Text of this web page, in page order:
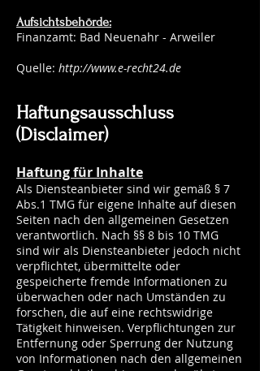
Aufsichtsbehörde:
Finanzamt: Bad Neuenahr - Arweiler
Quelle: http://www.e-recht24.de
Haftungsausschluss
(Disclaimer)
Haftung für Inhalte
Als Diensteanbieter sind wir gemäß § 7
Abs.1 TMG für eigene Inhalte auf diesen
Seiten nach den allgemeinen Gesetzen
verantwortlich. Nach §§ 8 bis 10 TMG
sind wir als Diensteanbieter jedoch nicht
verpflichtet, übermittelte oder
gespeicherte fremde Informationen zu
überwachen oder nach Umständen zu
forschen, die auf eine rechtswidrige
Tätigkeit hinweisen. Verpflichtungen zur
Entfernung oder Sperrung der Nutzung
von Informationen nach den allgemeinen